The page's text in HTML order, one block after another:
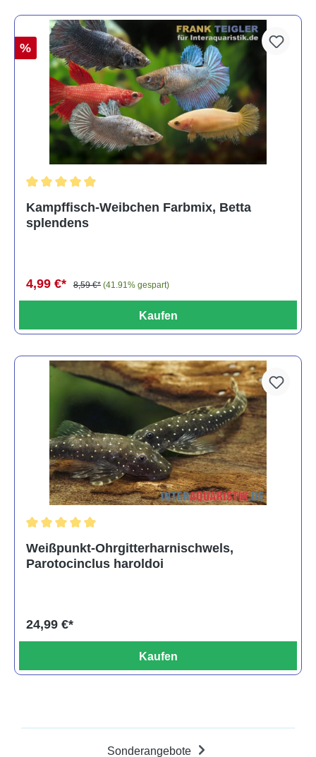
%
Kampffisch-Weibchen Farbmix, Betta
splendens
4,99 €* 8,59 €* (41.91% gespart)
Kaufen
Weißpunkt-Ohrgitterharnischwels,
Parotocinclus haroldoi
24,99 €*
Kaufen
Sonderangebote